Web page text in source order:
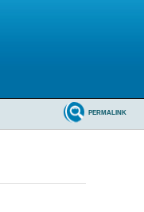
PERMALINK